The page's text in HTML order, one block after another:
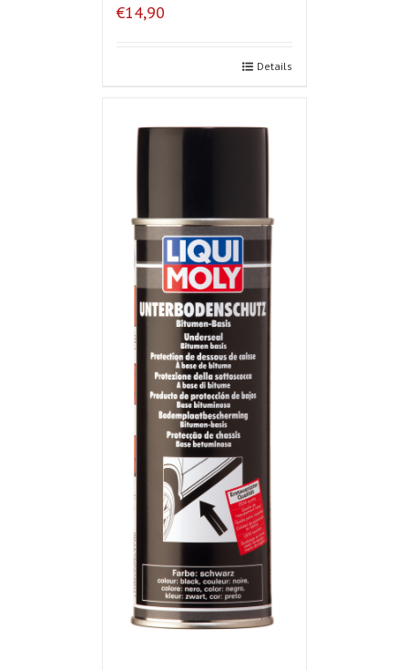
€14,90
Details